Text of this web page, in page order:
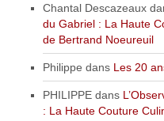
Chantal Descazeaux
du Gabriel : La Haute
de Bertrand Noeureuil
Philippe dans Les 20
PHILIPPE dans
: La Haute Couture